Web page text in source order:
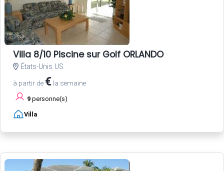
Villa 8/10 Piscine sur Golf ORLANDO
États-Unis US
à partir de € la semaine
9 personne(s)
Villa